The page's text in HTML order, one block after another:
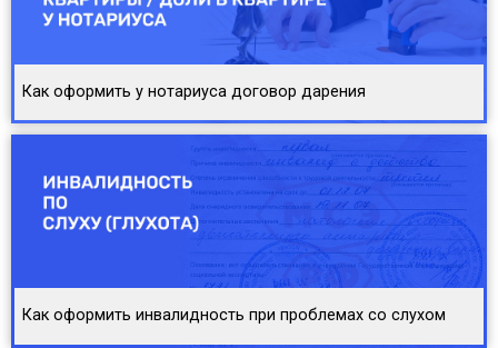
Как оформить у нотариуса договор дарения
Как оформить инвалидность при проблемах со слухом